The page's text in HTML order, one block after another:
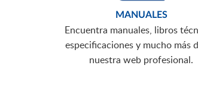
MANUALES
Encuentra manuales, libros
especificaciones y mucho más
nuestra web profesional.